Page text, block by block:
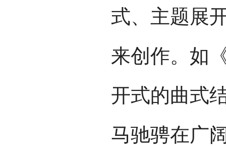
式、主题展
来创作。如
开式的曲式
马驰骋在广